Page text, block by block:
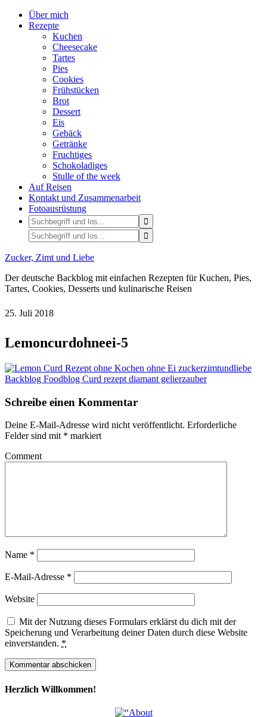
Über mich
Rezepte
Kuchen
Cheesecake
Tartes
Pies
Cookies
Frühstücken
Brot
Dessert
Eis
Gebäck
Getränke
Fruchtiges
Schokoladiges
Stulle of the week
Auf Reisen
Kontakt und Zusammenarbeit
Fotoausrüstung
Zucker, Zimt und Liebe
Der deutsche Backblog mit einfachen Rezepten für Kuchen, Pies,
Tartes, Cookies, Desserts und kulinarische Reisen
25. Juli 2018
Lemoncurdohneei-5
Schreibe einen Kommentar
Deine E-Mail-Adresse wird nicht veröffentlicht. Erforderliche
Felder sind mit * markiert
Comment
Name *
E-Mail-Adresse *
Website
Mit der Nutzung dieses Formulars erklärst du dich mit der
Speicherung und Verarbeitung deiner Daten durch diese Website
einverstanden. *
Herzlich Willkommen!